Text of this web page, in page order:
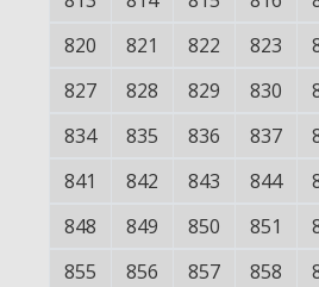
820
821 822 823
827
828 829 830
834
835 836 837
841
842 843 844
848
849 850 851
855
856 857 858